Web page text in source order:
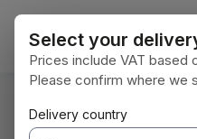
Przejdź do głównej zawartości
Jesteś tutaj: Home
Farby i lakiery
Select your
Prices include VAT based
Please confirm where we
Delivery country